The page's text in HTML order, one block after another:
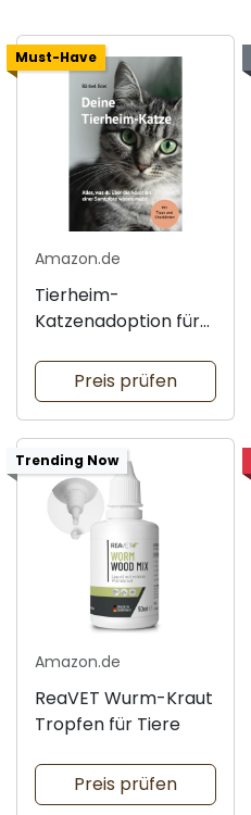
Must-Have
Amazon.de
Tierheim-
Katzenadoption für
Preis prüfen
Trending Now
Amazon.de
ReaVET Wurm-Kraut
Tropfen für Tiere
Preis prüfen